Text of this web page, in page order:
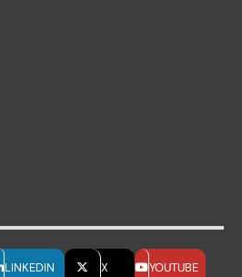
LINKEDIN X YOUTUBE